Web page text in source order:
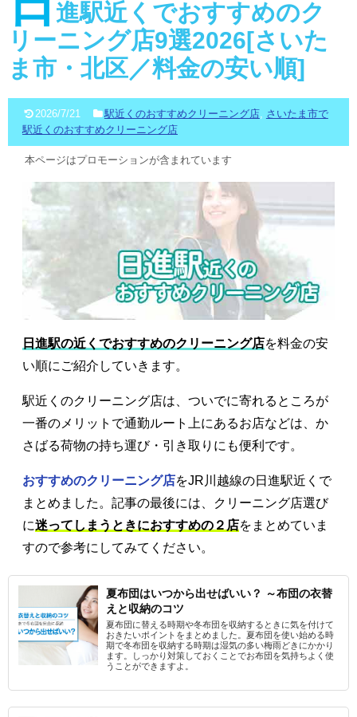
進駅近くでおすすめのク
リーニング店9選2026[さいた
ま市・北区／料金の安い順]
2026/7/21 駅近くのおすすめクリーニング店, さいたま市で
駅近くのおすすめクリーニング店
本ページはプロモーションが含まれています
日進駅の近くでおすすめのクリーニング店を料金の安
い順にご紹介していきます。
駅近くのクリーニング店は、ついでに寄れるところが
一番のメリットで通勤ルート上にあるお店などは、か
さばる荷物の持ち運び・引き取りにも便利です。
おすすめのクリーニング店をJR川越線の日進駅近くで
まとめました。記事の最後には、クリーニング店選び
に迷ってしまうときにおすすめの２店をまとめていま
すので参考にしてみてください。
夏布団はいつから出せばいい？ ～布団の衣替
えと収納のコツ
夏布団に替える時期や冬布団を収納するときに気を付けて
おきたいポイントをまとめました。夏布団を使い始める時
期で冬布団を収納する時期は湿気の多い梅雨どきにかかり
ます。しっかり対策しておくことでお布団を気持ちよく使
うことができますよ。